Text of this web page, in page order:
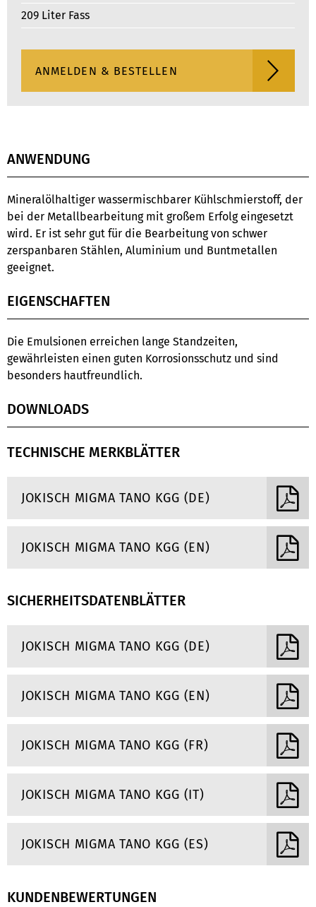
209 Liter Fass
ANWENDUNG
Mineralölhaltiger wassermischbarer Kühlschmierstoff, der
bei der Metallbearbeitung mit großem Erfolg eingesetzt
wird. Er ist sehr gut für die Bearbeitung von schwer
zerspanbaren Stählen, Aluminium und Buntmetallen
geeignet.
EIGENSCHAFTEN
Die Emulsionen erreichen lange Standzeiten,
gewährleisten einen guten Korrosionsschutz und sind
besonders hautfreundlich.
DOWNLOADS
TECHNISCHE MERKBLÄTTER
JOKISCH MIGMA TANO KGG (DE)
JOKISCH MIGMA TANO KGG (EN)
SICHERHEITSDATENBLÄTTER
JOKISCH MIGMA TANO KGG (DE)
JOKISCH MIGMA TANO KGG (EN)
JOKISCH MIGMA TANO KGG (FR)
JOKISCH MIGMA TANO KGG (IT)
JOKISCH MIGMA TANO KGG (ES)
KUNDENBEWERTUNGEN